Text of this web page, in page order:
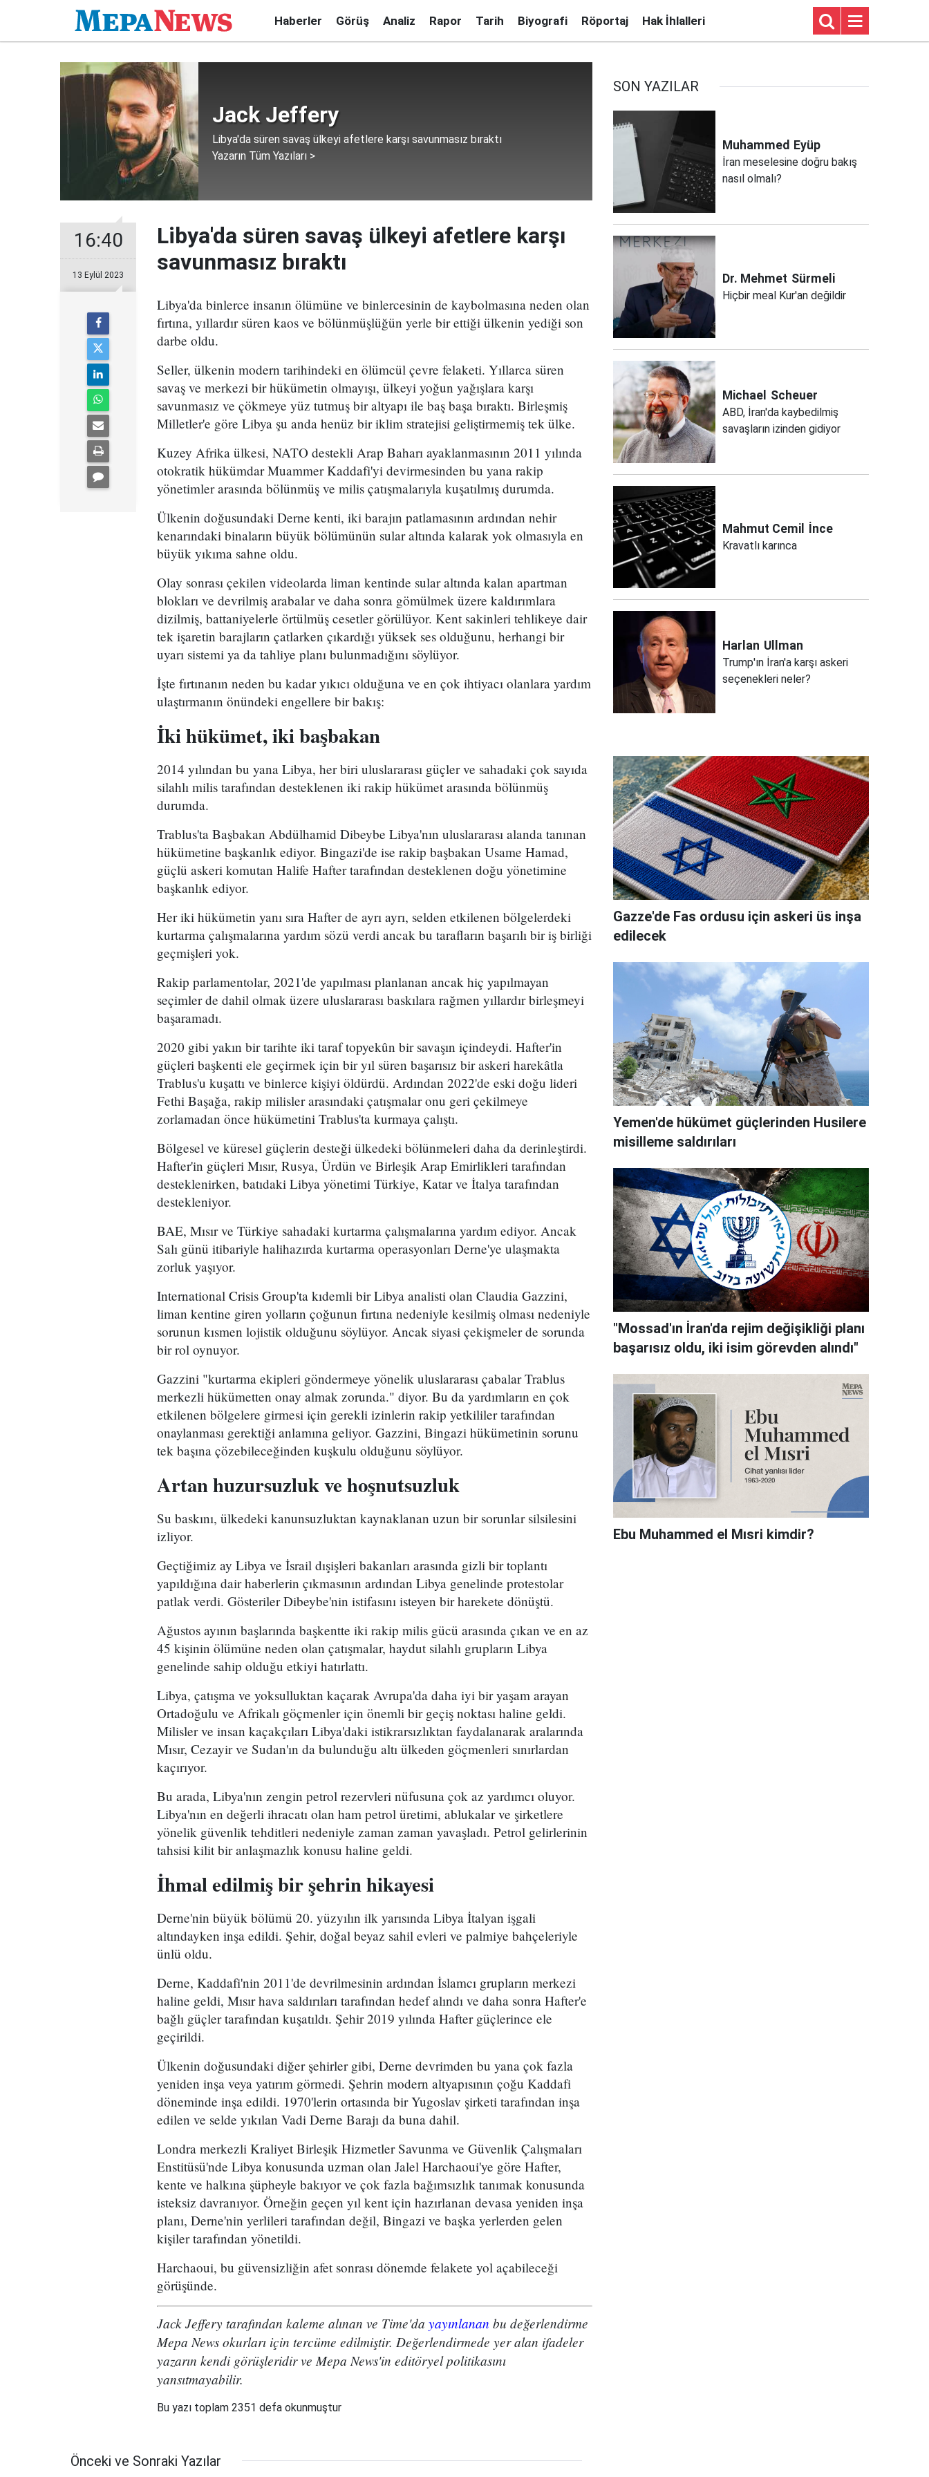
Haberler Görüş Analiz Rapor Tarih Biyografi Röportaj Hak İhlalleri
Jack Jeffery
Libya'da süren savaş ülkeyi afetlere karşı savunmasız bıraktı
Yazarın Tüm Yazıları >
16:40
13 Eylül 2023
Libya'da süren savaş ülkeyi afetlere karşı
savunmasız bıraktı
Libya'da binlerce insanın ölümüne ve binlercesinin de kaybolmasına neden olan
fırtına, yıllardır süren kaos ve bölünmüşlüğün yerle bir ettiği ülkenin yediği son
darbe oldu.
Seller, ülkenin modern tarihindeki en ölümcül çevre felaketi. Yıllarca süren
savaş ve merkezi bir hükümetin olmayışı, ülkeyi yoğun yağışlara karşı
savunmasız ve çökmeye yüz tutmuş bir altyapı ile baş başa bıraktı. Birleşmiş
Milletler'e göre Libya şu anda henüz bir iklim stratejisi geliştirmemiş tek ülke.
Kuzey Afrika ülkesi, NATO destekli Arap Baharı ayaklanmasının 2011 yılında
otokratik hükümdar Muammer Kaddafi'yi devirmesinden bu yana rakip
yönetimler arasında bölünmüş ve milis çatışmalarıyla kuşatılmış durumda.
Ülkenin doğusundaki Derne kenti, iki barajın patlamasının ardından nehir
kenarındaki binaların büyük bölümünün sular altında kalarak yok olmasıyla en
büyük yıkıma sahne oldu.
Olay sonrası çekilen videolarda liman kentinde sular altında kalan apartman
blokları ve devrilmiş arabalar ve daha sonra gömülmek üzere kaldırımlara
dizilmiş, battaniyelerle örtülmüş cesetler görülüyor. Kent sakinleri tehlikeye dair
tek işaretin barajların çatlarken çıkardığı yüksek ses olduğunu, herhangi bir
uyarı sistemi ya da tahliye planı bulunmadığını söylüyor.
İşte fırtınanın neden bu kadar yıkıcı olduğuna ve en çok ihtiyacı olanlara yardım
ulaştırmanın önündeki engellere bir bakış:
İki hükümet, iki başbakan
2014 yılından bu yana Libya, her biri uluslararası güçler ve sahadaki çok sayıda
silahlı milis tarafından desteklenen iki rakip hükümet arasında bölünmüş
durumda.
Trablus'ta Başbakan Abdülhamid Dibeybe Libya'nın uluslararası alanda tanınan
hükümetine başkanlık ediyor. Bingazi'de ise rakip başbakan Usame Hamad,
güçlü askeri komutan Halife Hafter tarafından desteklenen doğu yönetimine
başkanlık ediyor.
Her iki hükümetin yanı sıra Hafter de ayrı ayrı, selden etkilenen bölgelerdeki
kurtarma çalışmalarına yardım sözü verdi ancak bu tarafların başarılı bir iş birliği
geçmişleri yok.
Rakip parlamentolar, 2021'de yapılması planlanan ancak hiç yapılmayan
seçimler de dahil olmak üzere uluslararası baskılara rağmen yıllardır birleşmeyi
başaramadı.
2020 gibi yakın bir tarihte iki taraf topyekûn bir savaşın içindeydi. Hafter'in
güçleri başkenti ele geçirmek için bir yıl süren başarısız bir askeri harekâtla
Trablus'u kuşattı ve binlerce kişiyi öldürdü. Ardından 2022'de eski doğu lideri
Fethi Başağa, rakip milisler arasındaki çatışmalar onu geri çekilmeye
zorlamadan önce hükümetini Trablus'ta kurmaya çalıştı.
Bölgesel ve küresel güçlerin desteği ülkedeki bölünmeleri daha da derinleştirdi.
Hafter'in güçleri Mısır, Rusya, Ürdün ve Birleşik Arap Emirlikleri tarafından
desteklenirken, batıdaki Libya yönetimi Türkiye, Katar ve İtalya tarafından
destekleniyor.
BAE, Mısır ve Türkiye sahadaki kurtarma çalışmalarına yardım ediyor. Ancak
Salı günü itibariyle halihazırda kurtarma operasyonları Derne'ye ulaşmakta
zorluk yaşıyor.
International Crisis Group'ta kıdemli bir Libya analisti olan Claudia Gazzini,
liman kentine giren yolların çoğunun fırtına nedeniyle kesilmiş olması nedeniyle
sorunun kısmen lojistik olduğunu söylüyor. Ancak siyasi çekişmeler de sorunda
bir rol oynuyor.
Gazzini "kurtarma ekipleri göndermeye yönelik uluslararası çabalar Trablus
merkezli hükümetten onay almak zorunda." diyor. Bu da yardımların en çok
etkilenen bölgelere girmesi için gerekli izinlerin rakip yetkililer tarafından
onaylanması gerektiği anlamına geliyor. Gazzini, Bingazi hükümetinin sorunu
tek başına çözebileceğinden kuşkulu olduğunu söylüyor.
Artan huzursuzluk ve hoşnutsuzluk
Su baskını, ülkedeki kanunsuzluktan kaynaklanan uzun bir sorunlar silsilesini
izliyor.
Geçtiğimiz ay Libya ve İsrail dışişleri bakanları arasında gizli bir toplantı
yapıldığına dair haberlerin çıkmasının ardından Libya genelinde protestolar
patlak verdi. Gösteriler Dibeybe'nin istifasını isteyen bir harekete dönüştü.
Ağustos ayının başlarında başkentte iki rakip milis gücü arasında çıkan ve en az
45 kişinin ölümüne neden olan çatışmalar, haydut silahlı grupların Libya
genelinde sahip olduğu etkiyi hatırlattı.
Libya, çatışma ve yoksulluktan kaçarak Avrupa'da daha iyi bir yaşam arayan
Ortadoğulu ve Afrikalı göçmenler için önemli bir geçiş noktası haline geldi.
Milisler ve insan kaçakçıları Libya'daki istikrarsızlıktan faydalanarak aralarında
Mısır, Cezayir ve Sudan'ın da bulunduğu altı ülkeden göçmenleri sınırlardan
kaçırıyor.
Bu arada, Libya'nın zengin petrol rezervleri nüfusuna çok az yardımcı oluyor.
Libya'nın en değerli ihracatı olan ham petrol üretimi, ablukalar ve şirketlere
yönelik güvenlik tehditleri nedeniyle zaman zaman yavaşladı. Petrol gelirlerinin
tahsisi kilit bir anlaşmazlık konusu haline geldi.
İhmal edilmiş bir şehrin hikayesi
Derne'nin büyük bölümü 20. yüzyılın ilk yarısında Libya İtalyan işgali
altındayken inşa edildi. Şehir, doğal beyaz sahil evleri ve palmiye bahçeleriyle
ünlü oldu.
Derne, Kaddafi'nin 2011'de devrilmesinin ardından İslamcı grupların merkezi
haline geldi, Mısır hava saldırıları tarafından hedef alındı ve daha sonra Hafter'e
bağlı güçler tarafından kuşatıldı. Şehir 2019 yılında Hafter güçlerince ele
geçirildi.
Ülkenin doğusundaki diğer şehirler gibi, Derne devrimden bu yana çok fazla
yeniden inşa veya yatırım görmedi. Şehrin modern altyapısının çoğu Kaddafi
döneminde inşa edildi. 1970'lerin ortasında bir Yugoslav şirketi tarafından inşa
edilen ve selde yıkılan Vadi Derne Barajı da buna dahil.
Londra merkezli Kraliyet Birleşik Hizmetler Savunma ve Güvenlik Çalışmaları
Enstitüsü'nde Libya konusunda uzman olan Jalel Harchaoui'ye göre Hafter,
kente ve halkına şüpheyle bakıyor ve çok fazla bağımsızlık tanımak konusunda
isteksiz davranıyor. Örneğin geçen yıl kent için hazırlanan devasa yeniden inşa
planı, Derne'nin yerlileri tarafından değil, Bingazi ve başka yerlerden gelen
kişiler tarafından yönetildi.
Harchaoui, bu güvensizliğin afet sonrası dönemde felakete yol açabileceği
görüşünde.
Jack Jeffery tarafından kaleme alınan ve Time'da yayınlanan bu değerlendirme
Mepa News okurları için tercüme edilmiştir. Değerlendirmede yer alan ifadeler
yazarın kendi görüşleridir ve Mepa News'in editöryel politikasını
yansıtmayabilir.
Bu yazı toplam 2351 defa okunmuştur
Önceki ve Sonraki Yazılar
SON YAZILAR
Muhammed Eyüp
İran meselesine doğru bakış
nasıl olmalı?
Dr. Mehmet Sürmeli
Hiçbir meal Kur'an değildir
Michael Scheuer
ABD, İran'da kaybedilmiş
savaşların izinden gidiyor
Mahmut Cemil İnce
Kravatlı karınca
Harlan Ullman
Trump'ın İran'a karşı askeri
seçenekleri neler?
Gazze'de Fas ordusu için askeri üs inşa
edilecek
Yemen'de hükümet güçlerinden Husilere
misilleme saldırıları
"Mossad'ın İran'da rejim değişikliği planı
başarısız oldu, iki isim görevden alındı"
Ebu Muhammed el Mısri kimdir?